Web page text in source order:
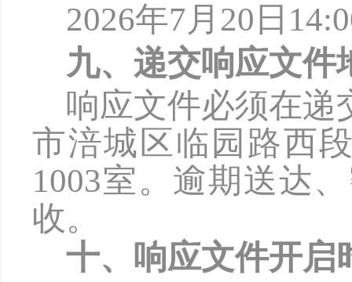
2026年7月 20 日
九、递交响应文件
响应文件必须在递
市涪城区临园路西
1003室。逾期送达
收。
十、响应文件开启